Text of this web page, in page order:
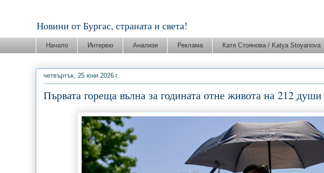
Новини от Бургас, страната и света!
Начало Интервю Анализи Реклама Катя Стоянова / Katya Stoyanova
четвъртък, 25 юни 2026 г.
Първата гореща вълна за годината отне живота на 212